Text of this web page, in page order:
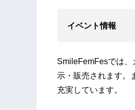
イベント情報
SmileFemFesでは
示・販売されます。
充実しています。